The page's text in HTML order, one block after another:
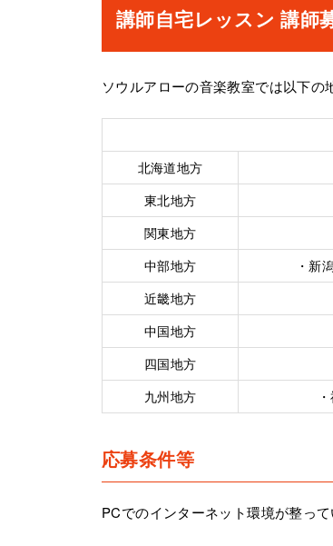
講師自宅レッスン 講師
ソウルアローの音楽教室では以下の
北海道地方
東北地方
関東地方
中部地方
・新
近畿地方
中国地方
四国地方
九州地方
応募条件等
PCでのインターネット環境が整っ